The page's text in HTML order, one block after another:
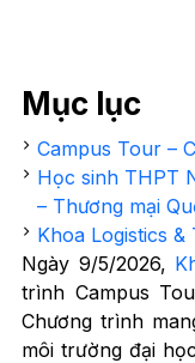
Mục lục
Campus Tour –
Học sinh THPT
– Thương mại
Khoa Logistics
Ngày 9/5/2026,
trình Campus
Chương trình
môi trường đại